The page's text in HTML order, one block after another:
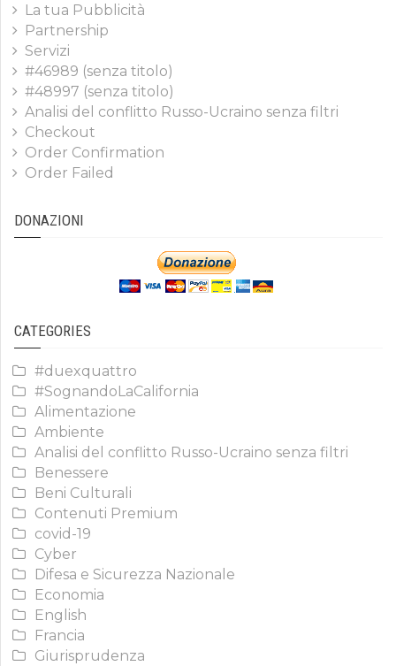
La tua Pubblicità
Partnership
Servizi
#46989 (senza titolo)
#48997 (senza titolo)
Analisi del conflitto Russo-Ucraino senza filtri
Checkout
Order Confirmation
Order Failed
DONAZIONI
CATEGORIES
#duexquattro
#SognandoLaCalifornia
Alimentazione
Ambiente
Analisi del conflitto Russo-Ucraino senza filtri
Benessere
Beni Culturali
Contenuti Premium
covid-19
Cyber
Difesa e Sicurezza Nazionale
Economia
English
Francia
Giurisprudenza